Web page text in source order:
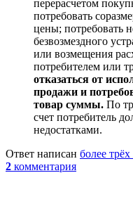
перерасчетом
потребовать
цены; потребовать
безвозмездного
или возмещения
потребителем или
отказаться от
продажи и
товар суммы. По
счет потребитель
недостатками.
Ответ написан более трёх
2 комментария